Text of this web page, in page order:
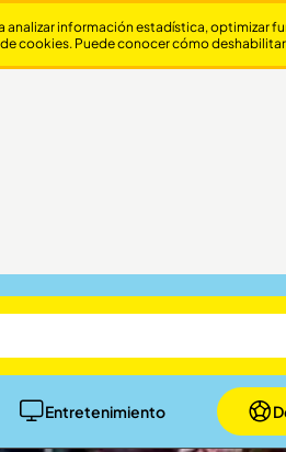
Entretenimiento
información estadística, optimizar
cookies. Puede conocer cómo